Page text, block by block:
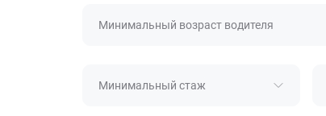
Минимальный возраст водителя
Минимальный стаж